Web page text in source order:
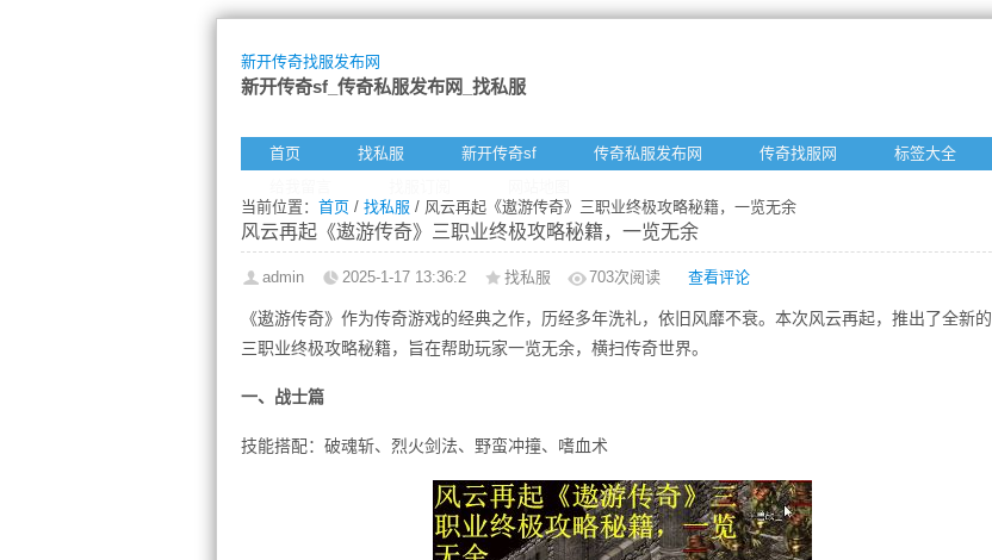
新开传奇找服发布网
新开传奇sf_传奇私服发布网_找私服
首页 找私服 新开传奇sf 传奇私服发布网 传奇找服网
标签大全
当前位置： 首页 / 找私服 / 风云再起《遨游传奇》三职业终极攻略秘籍，一览无余
风云再起《遨游传奇》三职业终极攻略秘籍，一览无余
admin 2025-1-17 13:36:2 找私服 703次阅读 查看评论
《遨游传奇》作为传奇游戏的经典之作，历经多年洗礼，依旧风靡不衰。本次风云再起，推出了全新的
三职业终极攻略秘籍，旨在帮助玩家一览无余，横扫传奇世界。
一、战士篇
技能搭配：破魂斩、烈火剑法、野蛮冲撞、嗜血术